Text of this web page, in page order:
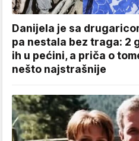
Danijela je sa
pa nestala bez traga: 2
ih u pećini, a priča o
nešto najstrašnije